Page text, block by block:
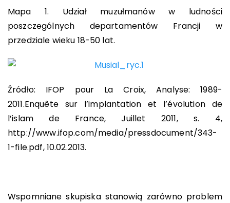
Mapa 1. Udział muzułmanów w ludności
poszczególnych departamentów Francji w
przedziale wieku 18-50 lat.
Źródło: IFOP pour La Croix, Analyse: 1989-
2011.Enquête sur l’implantation et l’évolution de
l’islam de France, Juillet 2011, s. 4,
http://www.ifop.com/media/pressdocument/343-
1-file.pdf, 10.02.2013.
Wspomniane skupiska stanowią zarówno problem